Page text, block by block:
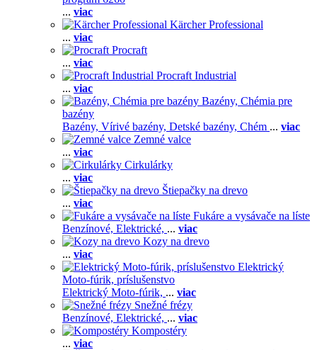
... viac
Kärcher Professional
... viac
Procraft
... viac
Procraft Industrial
... viac
Bazény, Chémia pre
bazény
Bazény, Vírivé bazény, Detské bazény, Chém ... viac
Zemné valce
... viac
Cirkulárky
... viac
Štiepačky na drevo
... viac
Fukáre a vysávače na líste
Benzínové, Elektrické, ... viac
Kozy na drevo
... viac
Elektrický
Moto-fúrik, príslušenstvo
Elektrický Moto-fúrik, ... viac
Snežné frézy
Benzínové, Elektrické, ... viac
Kompostéry
... viac